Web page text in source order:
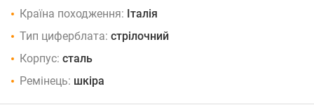
Країна походження: Італія
Тип циферблата: стрілочний
Корпус: сталь
Ремінець: шкіра